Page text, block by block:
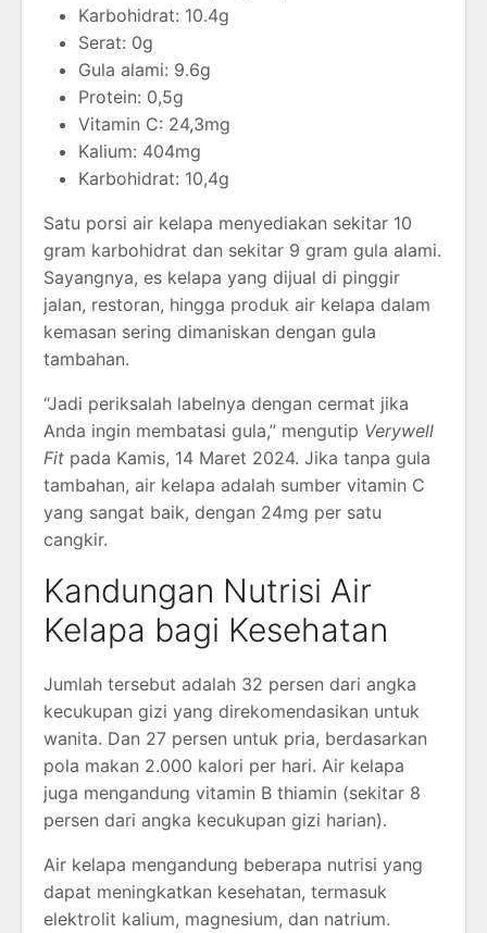
Karbohidrat: 10.4g
Serat: 0g
Gula alami: 9.6g
Protein: 0,5g
Vitamin C: 24,3mg
Kalium: 404mg
Karbohidrat: 10,4g
Satu porsi air kelapa menyediakan sekitar 10
gram karbohidrat dan sekitar 9 gram gula alami.
Sayangnya, es kelapa yang dijual di pinggir
jalan, restoran, hingga produk air kelapa dalam
kemasan sering dimaniskan dengan gula
tambahan.
“Jadi periksalah labelnya dengan cermat jika
Anda ingin membatasi gula,” mengutip Verywell
Fit pada Kamis, 14 Maret 2024. Jika tanpa gula
tambahan, air kelapa adalah sumber vitamin C
yang sangat baik, dengan 24mg per satu
cangkir.
Kandungan Nutrisi Air
Kelapa bagi Kesehatan
Jumlah tersebut adalah 32 persen dari angka
kecukupan gizi yang direkomendasikan untuk
wanita. Dan 27 persen untuk pria, berdasarkan
pola makan 2.000 kalori per hari. Air kelapa
juga mengandung vitamin B thiamin (sekitar 8
persen dari angka kecukupan gizi harian).
Air kelapa mengandung beberapa nutrisi yang
dapat meningkatkan kesehatan, termasuk
elektrolit kalium, magnesium, dan natrium.